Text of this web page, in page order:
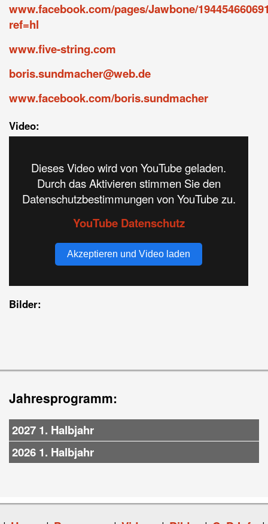
www.facebook.com/pages/Jawbone/
ref=hl
www.five-string.com
boris.sundmacher@web.de
www.facebook.com/boris.sundmacher
Video:
Dieses Video wird von YouTube geladen.
Durch das Aktivieren stimmen Sie den
Datenschutzbestimmungen von YouTube zu.
YouTube Datenschutz
Akzeptieren und Video laden
Bilder:
Jahresprogramm:
2027 1. Halbjahr
2026 1. Halbjahr